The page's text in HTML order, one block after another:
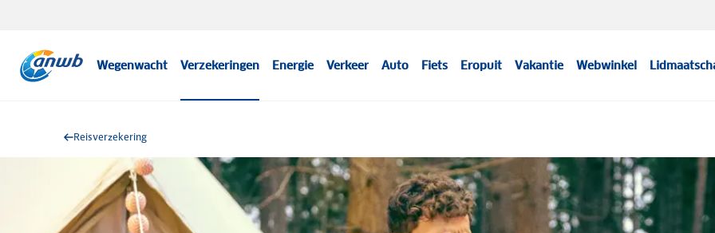
Wegenwacht Verzekeringen Energie Verkeer Auto Fiets Eropuit Vakantie Webwinkel
Reisverzekering